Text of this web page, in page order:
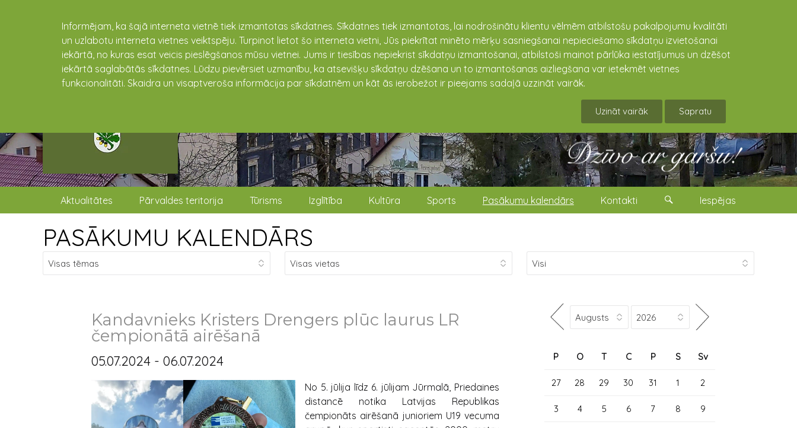
Informējam, ka šajā interneta vietnē tiek izmantotas sīkdatnes. Sīkdatnes tiek izmantotas, lai nodrošinātu klientu vēlmēm atbilstošu pakalpojumu kvalitāti
un uzlabotu interneta vietnes veiktspēju. Turpinot lietot šo interneta vietni, Jūs piekrītat minēto mērķu sasniegšanai nepieciešamo sīkdatņu izvietošanai
iekārtā, no kuras esat veicis pieslēgšanos mūsu vietnei. Jums ir tiesības nepiekrist sīkdatņu izmantošanai, atbilstoši mainot pārlūka iestatījumus un dzēšot
iekārtā saglabātās sīkdatnes. Lūdzu pievērsiet uzmanību, ka atsevišķu sīkdatņu dzēšana un to izmantošanas aizliegšana var ietekmēt vietnes
funkcionalitāti. Skaidra un visaptveroša informācija par sīkdatnēm un kāt ās ierobežot ir pieejams sadaļā uzzināt vairāk.
Uzināt vairāk Sapratu
Aktualitātes Pārvaldes teritorija Tūrisms Izglītība Kultūra Sports Pasākumu kalendārs Kontakti Iespējas
PASĀKUMU KALENDĀRS
Kandavnieks Kristers Drengers plūc laurus LR
čempionātā airēšanā
05.07.2024 - 06.07.2024
No 5. jūlija līdz 6. jūlijam Jūrmalā, Priedaines
distancē notika Latvijas Republikas
čempionāts airēšanā junioriem U19 vecuma
P O T C P S Sv
27 28 29 30 31 1 2
3 4 5 6 7 8 9